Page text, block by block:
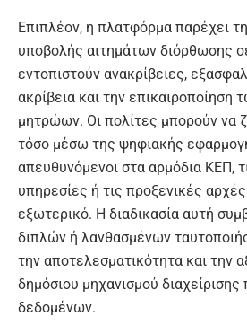
Επιπλέον, η πλατφόρμα παρέχει
υποβολής αιτημάτων διόρθωσης
εντοπιστούν ανακρίβειες,
ακρίβεια και την επικαιροποίηση
μητρώων. Οι πολίτες μπορούν να
τόσο μέσω της ψηφιακής
απευθυνόμενοι στα αρμόδια ΚΕΠ,
υπηρεσίες ή τις προξενικές
εξωτερικό. Η διαδικασία αυτή
διπλών ή λανθασμένων
την αποτελεσματικότητα και την
δημόσιου μηχανισμού
δεδομένων.